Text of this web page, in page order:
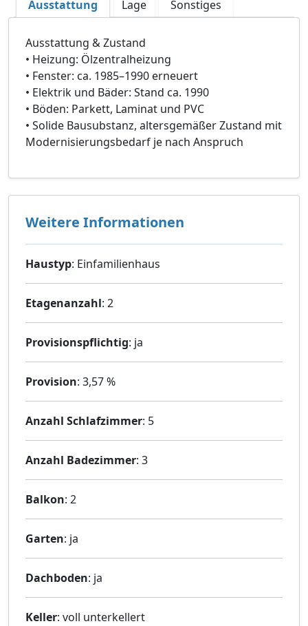
Ausstattung Lage Sonstiges
Ausstattung & Zustand
• Heizung: Ölzentralheizung
• Fenster: ca. 1985–1990 erneuert
• Elektrik und Bäder: Stand ca. 1990
• Böden: Parkett, Laminat und PVC
• Solide Bausubstanz, altersgemäßer Zustand mit
Modernisierungsbedarf je nach Anspruch
Weitere Informationen
Haustyp: Einfamilienhaus
Etagenanzahl: 2
Provisionspflichtig: ja
Provision: 3,57 %
Anzahl Schlafzimmer: 5
Anzahl Badezimmer: 3
Balkon: 2
Garten: ja
Dachboden: ja
Keller: voll unterkellert